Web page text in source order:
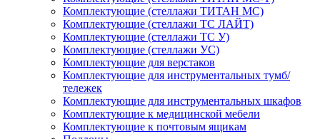
Комплектующие (стеллажи ТИТАН МС)
Комплектующие (стеллажи ТС ЛАЙТ)
Комплектующие (стеллажи ТС У)
Комплектующие (стеллажи УС)
Комплектующие для верстаков
Комплектующие для инструментальных тумб/
тележек
Комплектующие для инструментальных шкафов
Комплектующие к медицинской мебели
Комплектующие к почтовым ящикам